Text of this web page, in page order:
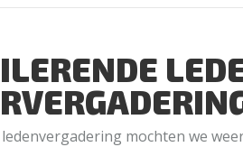
mochten we